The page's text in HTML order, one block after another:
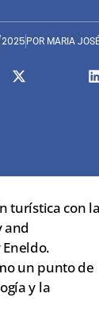
POR MARIA
turística con la
and
un punto de
y la